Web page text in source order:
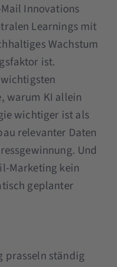
Innovations
Learnings mit
Wachstum
ist.
warum KI allein
wichtiger ist als
relevanter Daten
Und
Marketing kein
geplanter
prasseln ständig